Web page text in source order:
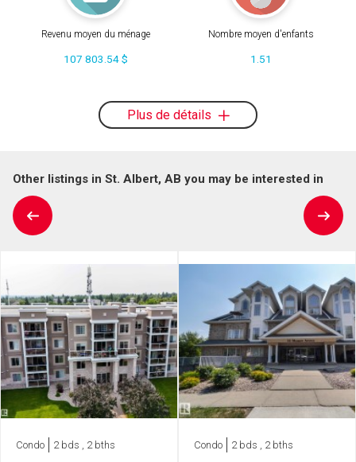
Revenu moyen du ménage
107 803.54 $
Nombre moyen d'enfants
1.51
Plus de détails
Other listings in St. Albert, AB you may be interested in
Condo 2 bds , 2 bths Condo 2 bds , 2 bths